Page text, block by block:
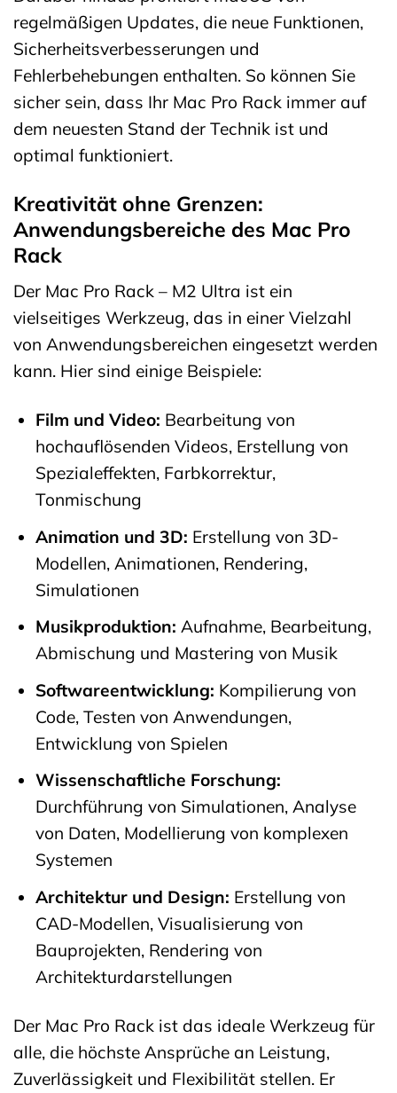
regelmäßigen Updates, die neue Funktionen,
Sicherheitsverbesserungen und
Fehlerbehebungen enthalten. So können Sie
sicher sein, dass Ihr Mac Pro Rack immer auf
dem neuesten Stand der Technik ist und
optimal funktioniert.
Kreativität ohne Grenzen:
Anwendungsbereiche des Mac Pro
Rack
Der Mac Pro Rack – M2 Ultra ist ein
vielseitiges Werkzeug, das in einer Vielzahl
von Anwendungsbereichen eingesetzt werden
kann. Hier sind einige Beispiele:
Film und Video: Bearbeitung von
hochauflösenden Videos, Erstellung von
Spezialeffekten, Farbkorrektur,
Tonmischung
Animation und 3D: Erstellung von 3D-
Modellen, Animationen, Rendering,
Simulationen
Musikproduktion: Aufnahme, Bearbeitung,
Abmischung und Mastering von Musik
Softwareentwicklung: Kompilierung von
Code, Testen von Anwendungen,
Entwicklung von Spielen
Wissenschaftliche Forschung:
Durchführung von Simulationen, Analyse
von Daten, Modellierung von komplexen
Systemen
Architektur und Design: Erstellung von
CAD-Modellen, Visualisierung von
Bauprojekten, Rendering von
Architekturdarstellungen
Der Mac Pro Rack ist das ideale Werkzeug für
alle, die höchste Ansprüche an Leistung,
Zuverlässigkeit und Flexibilität stellen. Er